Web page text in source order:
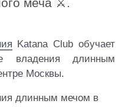
меча ⚔.
Katana Club обучает
владения длинным
Москвы.